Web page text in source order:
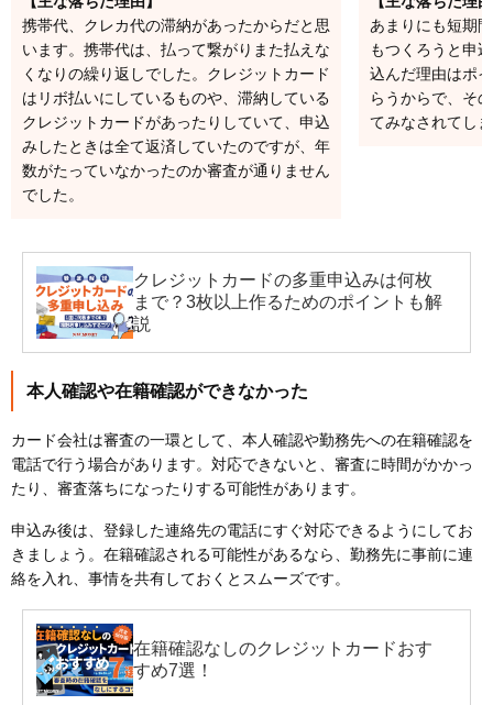
携帯代、クレカ代の滞納があったからだと思
います。携帯代は、払って繋がりまた払えな
くなりの繰り返しでした。クレジットカード
はリボ払いにしているものや、滞納している
クレジットカードがあったりしていて、申込
みしたときは全て返済していたのですが、年
数がたっていなかったのか審査が通りません
でした。
あまりにも短期
もつくろうと申
込んだ理由はポ
らうからで、そ
てみなされてし
クレジットカードの多重申込みは何枚
まで？3枚以上作るためのポイントも解
説
本人確認や在籍確認ができなかった
カード会社は審査の一環として、本人確認や勤務先への在籍確認を
電話で行う場合があります。対応できないと、審査に時間がかかっ
たり、審査落ちになったりする可能性があります。
申込み後は、登録した連絡先の電話にすぐ対応できるようにしてお
きましょう。在籍確認される可能性があるなら、勤務先に事前に連
絡を入れ、事情を共有しておくとスムーズです。
在籍確認なしのクレジットカードおす
すめ7選！